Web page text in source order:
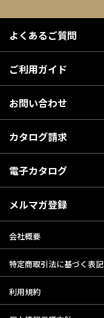
よくあるご質問
ご利用ガイド
お問い合わせ
カタログ請求
電子カタログ
メルマガ登録
会社概要
特定商取引法に基づく表記
利用規約